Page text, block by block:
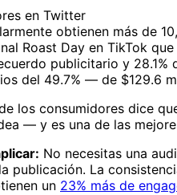
en Twitter
obtienen más de
Roast Day en TikTok
publicitario y
del 49.7% — de $129.6
los consumidores dice
— y es una de las
No necesitas una
publicación. La
un 23% más de